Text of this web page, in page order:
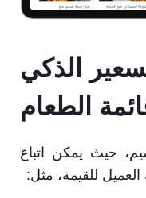
الذكي
الطعام
حيث يمكن اتباع
للقيمة، مثل: